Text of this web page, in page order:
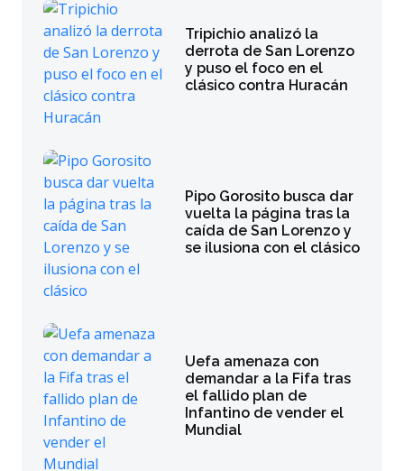
Tripichio analizó la
derrota de San Lorenzo
y puso el foco en el
clásico contra Huracán
Pipo Gorosito busca dar
vuelta la página tras la
caída de San Lorenzo y
se ilusiona con el clásico
Uefa amenaza con
demandar a la Fifa tras
el fallido plan de
Infantino de vender el
Mundial